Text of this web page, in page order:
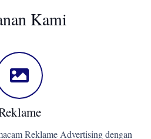
Kami
Reklame Advertising dengan